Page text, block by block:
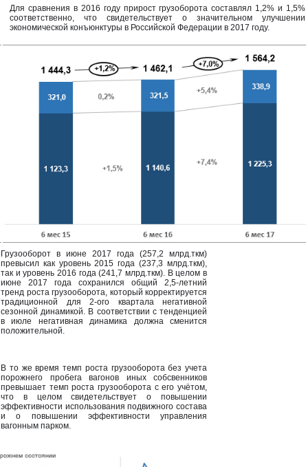
Для сравнения в 2016 году прирост грузоборота составлял 1,2% и 1,5%
соответственно, что свидетельствует о значительном улучшении
экономической конъюнктуры в Российской Федерации в 2017 году.
Грузооборот в июне 2017 года (257,2 млрд.ткм)
превысил как уровень 2015 года (237,3 млрд.ткм),
так и уровень 2016 года (241,7 млрд.ткм). В целом в
июне 2017 года сохранился общий 2,5-летний
тренд роста грузооборота, который корректируется
традиционной для 2-ого квартала негативной
сезонной динамикой. В соответствии с тенденцией
в июле негативная динамика должна сменится
положительной.
В то же время темп роста грузооборота без учета
порожнего пробега вагонов иных собсвенников
превышает темп роста грузооборота с его учётом,
что в целом свидетельствует о повышении
эффективности использования подвижного состава
и о повышении эффективности управления
вагонным парком.